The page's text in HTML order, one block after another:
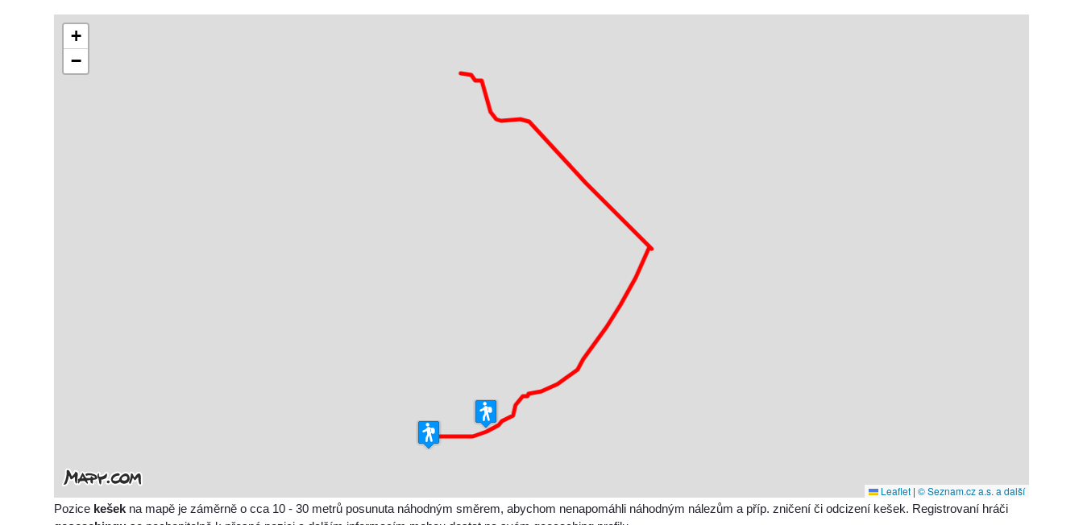
+
−
Leaflet | © Seznam.cz a.s. a další
Pozice kešek na mapě je záměrně o cca 10 - 30 metrů posunuta náhodným směrem, abychom nenapomáhli náhodným nálezům a příp. zničení či odcizení kešek. Registrovaní hráči